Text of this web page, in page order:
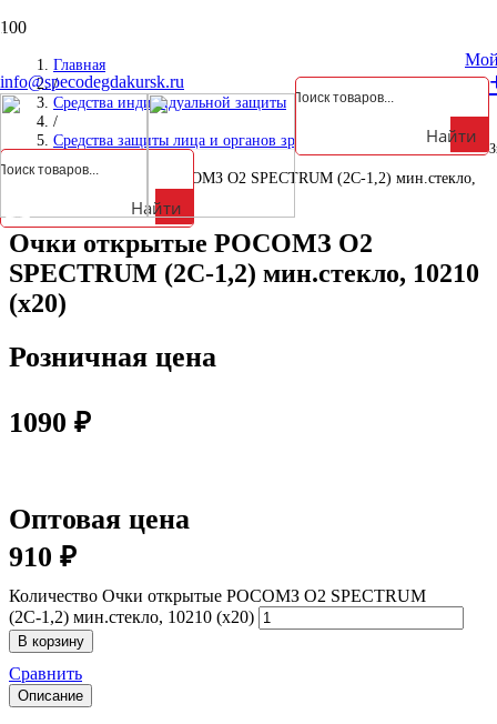
Курская обл., Октябрьский р-н, д. Анахина, ул. Зеленая, д. 5а
info@specodegdakursk.ru
Мой
Найти
Найти
Главная
/
Средства индивидуальной защиты
/
Средства защиты лица и органов зрения
Очки открытые РОСОМЗ О2 SPECTRUM (2С-1,2) мин.стекло,
Очки открытые РОСОМЗ О2
SPECTRUM (2С-1,2) мин.стекло, 10210
(х20)
Розничная цена
1090 ₽
Оптовая цена
910 ₽
Количество Очки открытые РОСОМЗ О2 SPECTRUM
(2С-1,2) мин.стекло, 10210 (х20)
В корзину
Сравнить
Описание